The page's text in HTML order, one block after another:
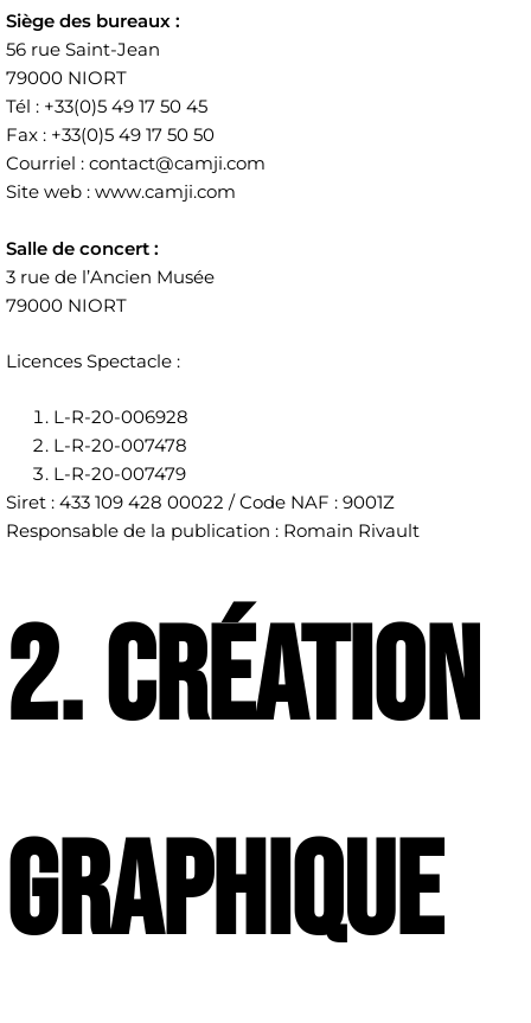
Siège des bureaux :
56 rue Saint-Jean
79000 NIORT
Tél : +33(0)5 49 17 50 45
Fax : +33(0)5 49 17 50 50
Courriel : contact@camji.com
Site web : www.camji.com
Salle de concert :
3 rue de l’Ancien Musée
79000 NIORT
Licences Spectacle :
L-R-20-006928
L-R-20-007478
L-R-20-007479
Siret : 433 109 428 00022 / Code NAF : 9001Z
Responsable de la publication : Romain Rivault
2. Création
graphique